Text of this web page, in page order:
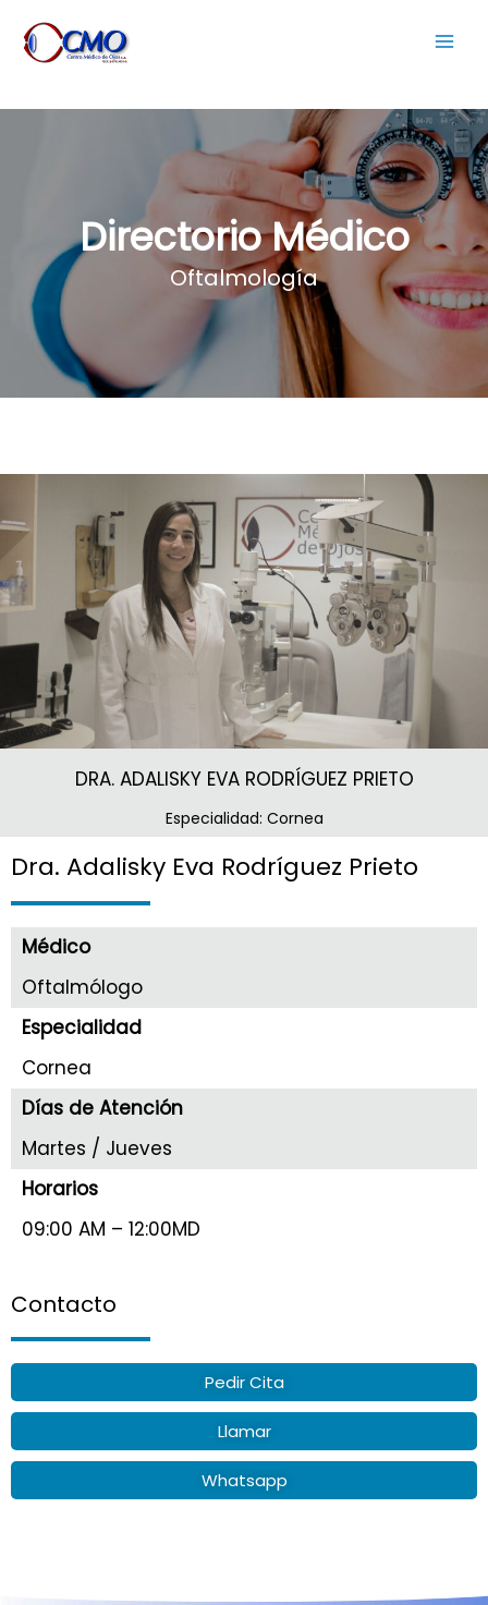
Directorio Médico
Oftalmología
DRA. ADALISKY EVA RODRÍGUEZ PRIETO
Especialidad: Cornea
Dra. Adalisky Eva Rodríguez Prieto
Médico
Oftalmólogo
Especialidad
Cornea
Días de Atención
Martes / Jueves
Horarios
09:00 AM – 12:00MD
Contacto
Pedir Cita
Llamar
Whatsapp